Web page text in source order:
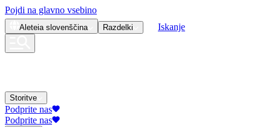
Pojdi na glavno vsebino
Aleteia slovenščina Razdelki Iskanje
Storitve
Podprite nas
Podprite nas